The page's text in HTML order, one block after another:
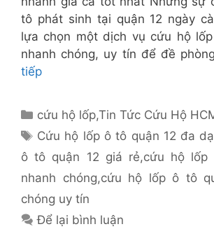
tô phát sinh tại quận 12 ngày
lựa chọn một dịch vụ cứu hộ
nhanh chóng, uy tín để đề
tiếp
Danh
mục
cứu hộ lốp,Tin Tức Cứu Hộ
Thẻ
Cứu hộ lốp ô tô quận 12 đa
ô tô quận 12 giá rẻ,cứu hộ lốp
nhanh chóng,cứu hộ lốp ô tô
chóng uy tín
Để lại bình luận